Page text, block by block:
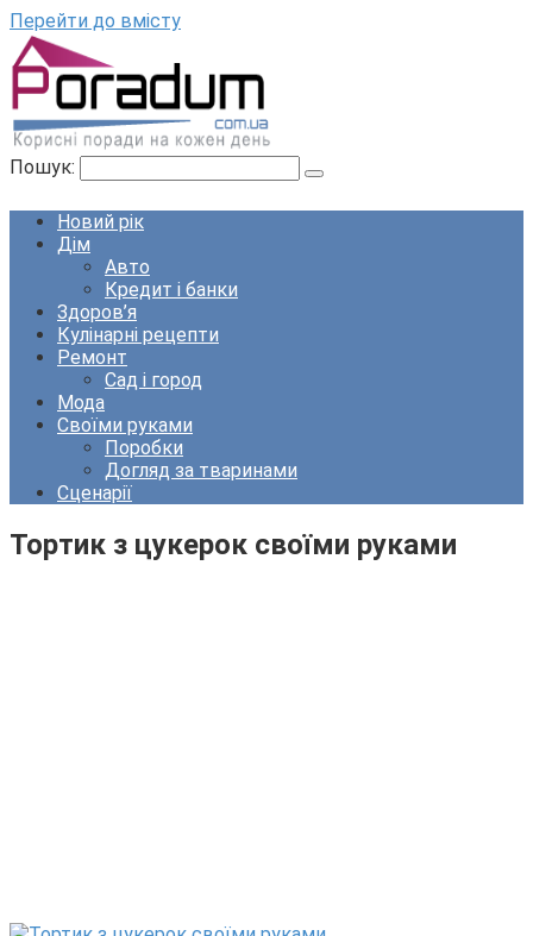
Перейти до вмісту
Пошук:
Новий рік
Дім
Авто
Кредит і банки
Здоров’я
Кулінарні рецепти
Ремонт
Сад і город
Мода
Своїми руками
Поробки
Догляд за тваринами
Сценарії
Тортик з цукерок своїми руками